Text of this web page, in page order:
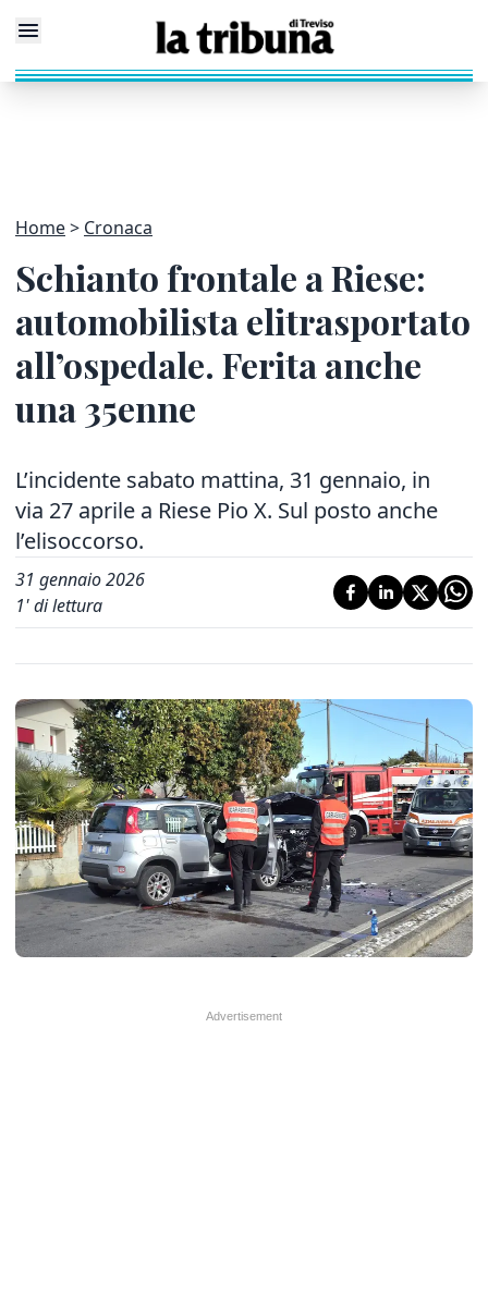
Home Cronaca
Schianto frontale a Riese:
automobilista elitrasportato
all’ospedale. Ferita anche
una 35enne
L’incidente sabato mattina, 31 gennaio, in
via 27 aprile a Riese Pio X. Sul posto anche
l’elisoccorso.
31 gennaio 2026
1' di lettura